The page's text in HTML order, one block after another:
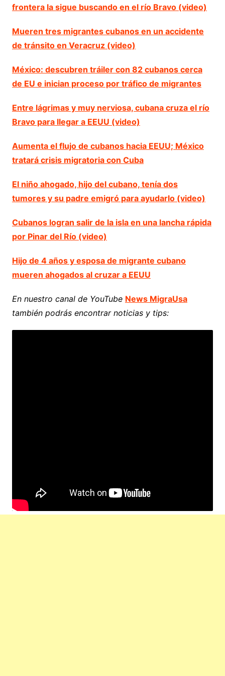
frontera la sigue buscando en el río Bravo (video)
Mueren tres migrantes cubanos en un accidente
de tránsito en Veracruz (video)
México: descubren tráiler con 82 cubanos cerca
de EU e inician proceso por tráfico de migrantes
Entre lágrimas y muy nerviosa, cubana cruza el río
Bravo para llegar a EEUU (video)
Aumenta el flujo de cubanos hacia EEUU; México
tratará crisis migratoria con Cuba
El niño ahogado, hijo del cubano, tenía dos
tumores y su padre emigró para ayudarlo (video)
Cubanos logran salir de la isla en una lancha rápida
por Pinar del Río (video)
Hijo de 4 años y esposa de migrante cubano
mueren ahogados al cruzar a EEUU
En nuestro canal de YouTube News MigraUsa
también podrás encontrar noticias y tips: